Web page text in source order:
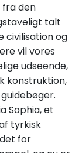
den
talt
og
vil vores
udseende,
konstruktion,
Sophia, et
tyrkisk
for